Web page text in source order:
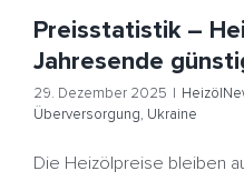
Preisstatistik –
Jahresende
29. Dezember 2025 |
Überversorgung, Ukraine
Die Heizölpreise bleiben